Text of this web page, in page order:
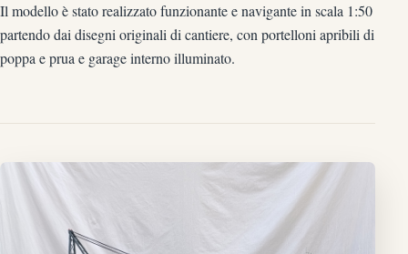
Il modello è stato realizzato funzionante e navigante in scala 1:50
partendo dai disegni originali di cantiere, con portelloni apribili di
poppa e prua e garage interno illuminato.